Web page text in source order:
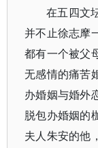
在五四文
并不止徐志摩
都有一个被父
无感情的痛苦
办婚姻与婚外
脱包办婚姻的
夫人朱安的他